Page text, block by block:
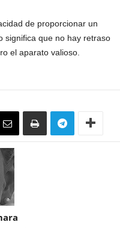
de proporcionar un
significa que no hay retraso
el aparato valioso.